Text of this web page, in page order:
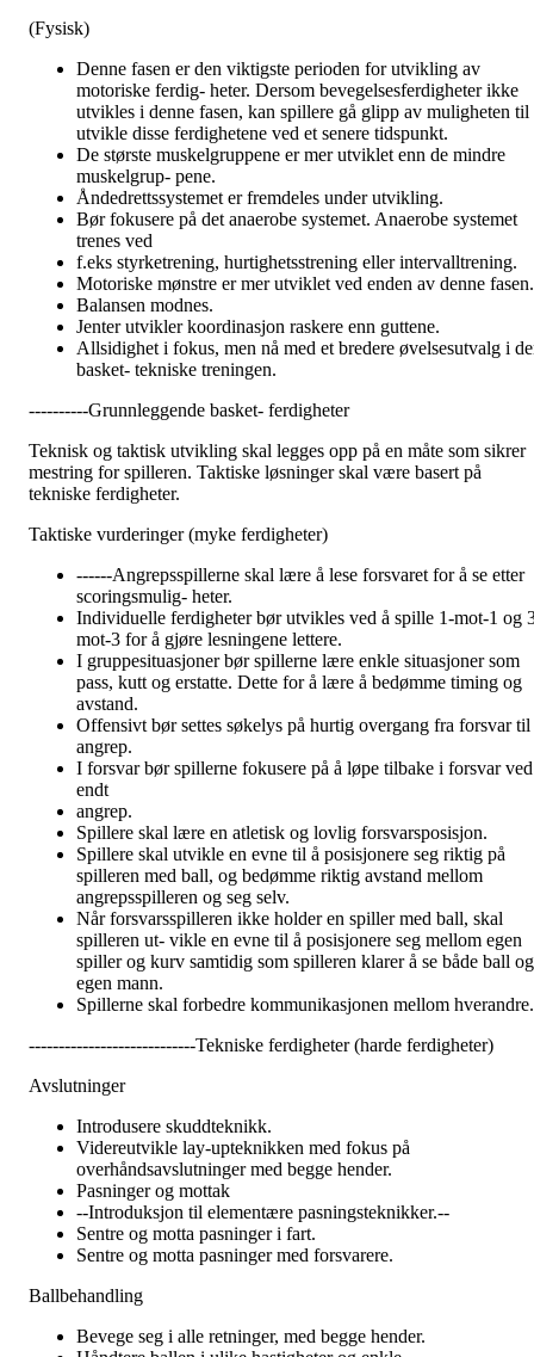
(Fysisk)
Denne fasen er den viktigste perioden for utvikling av
motoriske ferdig- heter. Dersom bevegelsesferdigheter ikke
utvikles i denne fasen, kan spillere gå glipp av muligheten til
utvikle disse ferdighetene ved et senere tidspunkt.
De største muskelgruppene er mer utviklet enn de mindre
muskelgrup- pene.
Åndedrettssystemet er fremdeles under utvikling.
Bør fokusere på det anaerobe systemet. Anaerobe systemet
trenes ved
f.eks styrketrening, hurtighetsstrening eller intervalltrening.
Motoriske mønstre er mer utviklet ved enden av denne fasen.
Balansen modnes.
Jenter utvikler koordinasjon raskere enn guttene.
Allsidighet i fokus, men nå med et bredere øvelsesutvalg i
basket- tekniske treningen.
----------Grunnleggende basket- ferdigheter
Teknisk og taktisk utvikling skal legges opp på en måte som sikrer
mestring for spilleren. Taktiske løsninger skal være basert på
tekniske ferdigheter.
Taktiske vurderinger (myke ferdigheter)
------Angrepsspillerne skal lære å lese forsvaret for å se etter
scoringsmulig- heter.
Individuelle ferdigheter bør utvikles ved å spille 1-mot-1 og
mot-3 for å gjøre lesningene lettere.
I gruppesituasjoner bør spillerne lære enkle situasjoner som
pass, kutt og erstatte. Dette for å lære å bedømme timing og
avstand.
Offensivt bør settes søkelys på hurtig overgang fra forsvar til
angrep.
I forsvar bør spillerne fokusere på å løpe tilbake i forsvar ved
endt
angrep.
Spillere skal lære en atletisk og lovlig forsvarsposisjon.
Spillere skal utvikle en evne til å posisjonere seg riktig på
spilleren med ball, og bedømme riktig avstand mellom
angrepsspilleren og seg selv.
Når forsvarsspilleren ikke holder en spiller med ball, skal
spilleren ut- vikle en evne til å posisjonere seg mellom egen
spiller og kurv samtidig som spilleren klarer å se både ball og
egen mann.
Spillerne skal forbedre kommunikasjonen mellom hverandre.
----------------------------Tekniske ferdigheter (harde ferdigheter)
Avslutninger
Introdusere skuddteknikk.
Videreutvikle lay-upteknikken med fokus på
overhåndsavslutninger med begge hender.
Pasninger og mottak
--Introduksjon til elementære pasningsteknikker.--
Sentre og motta pasninger i fart.
Sentre og motta pasninger med forsvarere.
Ballbehandling
Bevege seg i alle retninger, med begge hender.